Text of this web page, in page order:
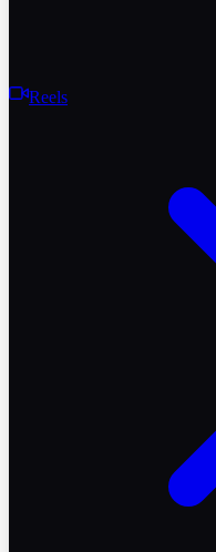
Reels